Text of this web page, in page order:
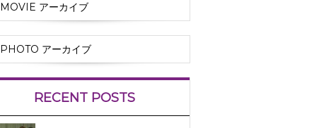
MOVIE アーカイブ
PHOTO アーカイブ
RECENT POSTS